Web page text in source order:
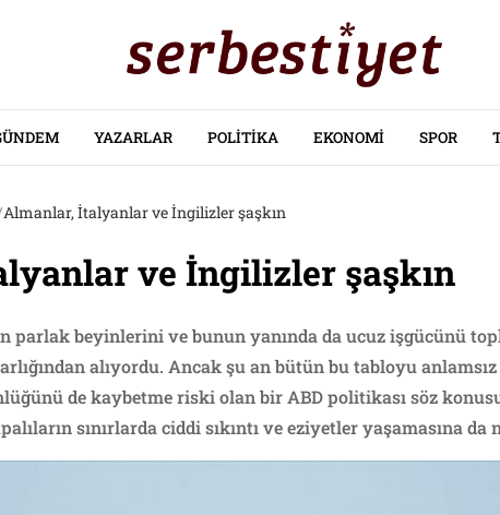
YAZARLAR POLITIKA EKONOMI SPOR
Almanlar, İtalyanlar ve İngilizler şaşkın
ve İngilizler şaşkın
parlak beyinlerini ve bunun yanında da ucuz işgücünü
alıyordu. Ancak şu an bütün bu tabloyu
de kaybetme riski olan bir ABD politikası söz
sınırlarda ciddi sıkıntı ve eziyetler yaşamasına da